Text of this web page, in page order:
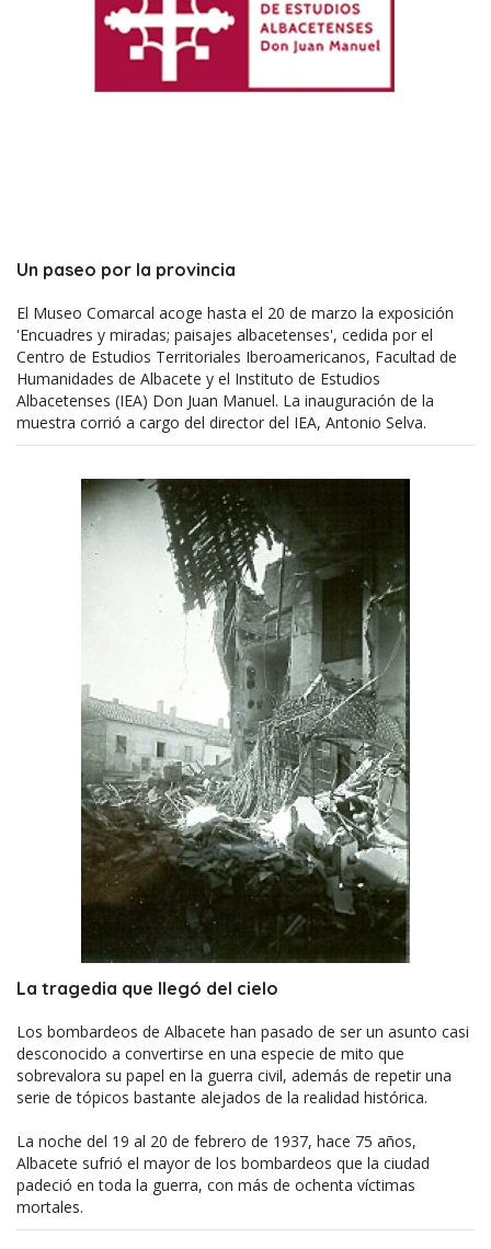
Un paseo por la provincia
El Museo Comarcal acoge hasta el 20 de marzo la exposición
'Encuadres y miradas; paisajes albacetenses', cedida por el
Centro de Estudios Territoriales Iberoamericanos, Facultad de
Humanidades de Albacete y el Instituto de Estudios
Albacetenses (IEA) Don Juan Manuel. La inauguración de la
muestra corrió a cargo del director del IEA, Antonio Selva.
La tragedia que llegó del cielo
Los bombardeos de Albacete han pasado de ser un asunto casi
desconocido a convertirse en una especie de mito que
sobrevalora su papel en la guerra civil, además de repetir una
serie de tópicos bastante alejados de la realidad histórica.
La noche del 19 al 20 de febrero de 1937, hace 75 años,
Albacete sufrió el mayor de los bombardeos que la ciudad
padeció en toda la guerra, con más de ochenta víctimas
mortales.